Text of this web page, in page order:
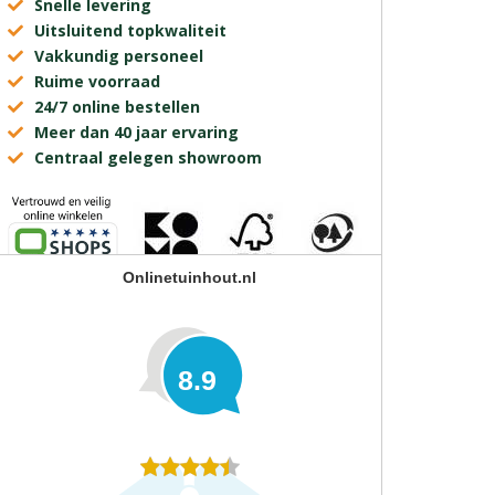
Snelle levering
Uitsluitend topkwaliteit
Vakkundig personeel
Ruime voorraad
24/7 online bestellen
Meer dan 40 jaar ervaring
Centraal gelegen showroom
Onlinetuinhout.nl
8.9